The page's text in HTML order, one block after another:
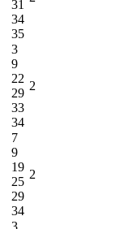
31
34
35
3
9
22
29
33
34
2
7
9
19
25
29
34
2
3